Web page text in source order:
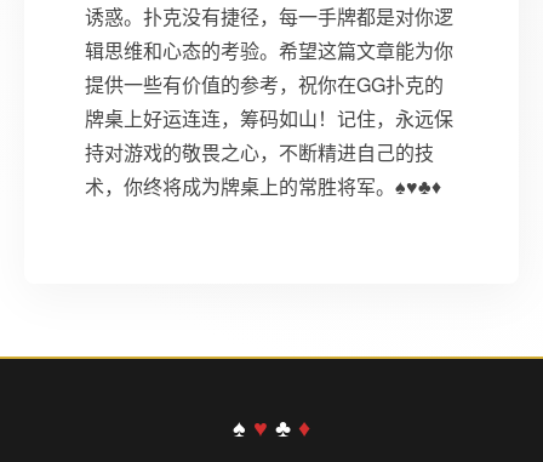
诱惑。扑克没有捷径，每一手牌都是对你逻
辑思维和心态的考验。希望这篇文章能为你
提供一些有价值的参考，祝你在GG扑克的
牌桌上好运连连，筹码如山！记住，永远保
持对游戏的敬畏之心，不断精进自己的技
术，你终将成为牌桌上的常胜将军。♠♥♣♦
♠ ♥ ♣ ♦